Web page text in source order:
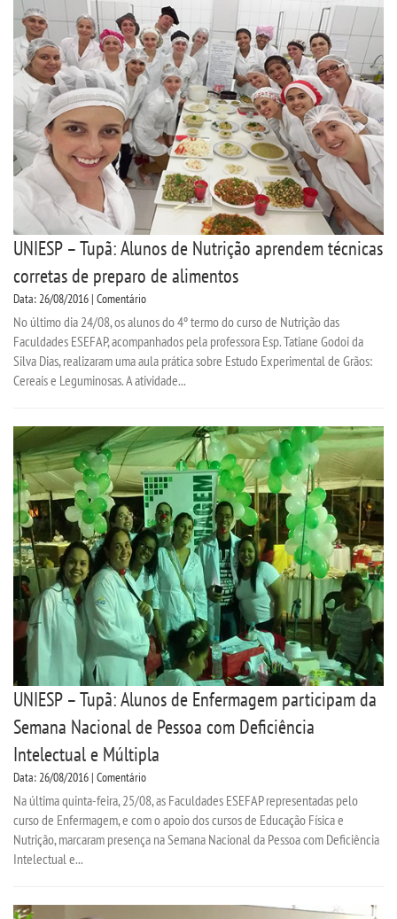
UNIESP – Tupã: Alunos de Nutrição aprendem técnicas
corretas de preparo de alimentos
Data: 26/08/2016 | Comentário
No último dia 24/08, os alunos do 4º termo do curso de Nutrição das
Faculdades ESEFAP, acompanhados pela professora Esp. Tatiane Godoi da
Silva Dias, realizaram uma aula prática sobre Estudo Experimental de Grãos:
Cereais e Leguminosas. A atividade...
UNIESP – Tupã: Alunos de Enfermagem participam da
Semana Nacional de Pessoa com Deficiência
Intelectual e Múltipla
Data: 26/08/2016 | Comentário
Na última quinta-feira, 25/08, as Faculdades ESEFAP representadas pelo
curso de Enfermagem, e com o apoio dos cursos de Educação Física e
Nutrição, marcaram presença na Semana Nacional da Pessoa com Deficiência
Intelectual e...